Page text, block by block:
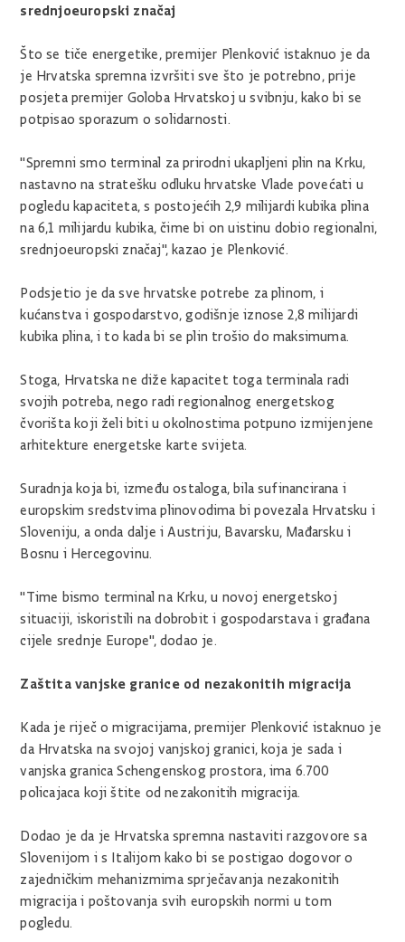
srednjoeuropski značaj
Što se tiče energetike, premijer Plenković istaknuo je da
je Hrvatska spremna izvršiti sve što je potrebno, prije
posjeta premijer Goloba Hrvatskoj u svibnju, kako bi se
potpisao sporazum o solidarnosti.
"Spremni smo terminal za prirodni ukapljeni plin na Krku,
nastavno na stratešku odluku hrvatske Vlade povećati u
pogledu kapaciteta, s postojećih 2,9 milijardi kubika plina
na 6,1 milijardu kubika, čime bi on uistinu dobio regionalni,
srednjoeuropski značaj", kazao je Plenković.
Podsjetio je da sve hrvatske potrebe za plinom, i
kućanstva i gospodarstvo, godišnje iznose 2,8 milijardi
kubika plina, i to kada bi se plin trošio do maksimuma.
Stoga, Hrvatska ne diže kapacitet toga terminala radi
svojih potreba, nego radi regionalnog energetskog
čvorišta koji želi biti u okolnostima potpuno izmijenjene
arhitekture energetske karte svijeta.
Suradnja koja bi, između ostaloga, bila sufinancirana i
europskim sredstvima plinovodima bi povezala Hrvatsku i
Sloveniju, a onda dalje i Austriju, Bavarsku, Mađarsku i
Bosnu i Hercegovinu.
"Time bismo terminal na Krku, u novoj energetskoj
situaciji, iskoristili na dobrobit i gospodarstava i građana
cijele srednje Europe", dodao je.
Zaštita vanjske granice od nezakonitih migracija
Kada je riječ o migracijama, premijer Plenković istaknuo je
da Hrvatska na svojoj vanjskoj granici, koja je sada i
vanjska granica Schengenskog prostora, ima 6.700
policajaca koji štite od nezakonitih migracija.
Dodao je da je Hrvatska spremna nastaviti razgovore sa
Slovenijom i s Italijom kako bi se postigao dogovor o
zajedničkim mehanizmima sprječavanja nezakonitih
migracija i poštovanja svih europskih normi u tom
pogledu.